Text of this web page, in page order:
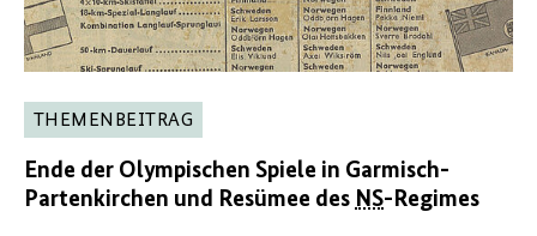
THEMENBEITRAG
Ende der Olympischen Spiele in Garmisch-
Partenkirchen und Resümee des NS-Regimes